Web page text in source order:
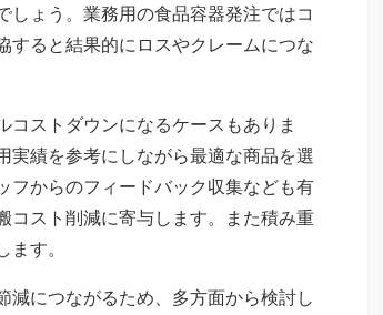
ょう。業務用の食品容器発注ではコ
すると結果的にロスやクレームにつな
ストダウンになるケースもありま
実績を参考にしながら最適な商品を選
フからのフィードバック収集なども有
コスト削減に寄与します。また積み重
す。
減につながるため、多方面から検討し